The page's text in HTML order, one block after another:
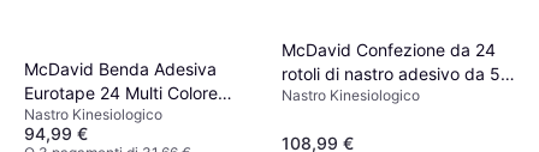
McDavid Benda Adesiva
Eurotape 24 Multi Colore
Nero
Nastro Kinesiologico
94,99 €
McDavid Confezione da 24
rotoli di nastro adesivo da 5
cm x 10 m McDavid Eurotape
Nastro Kinesiologico
108,99 €